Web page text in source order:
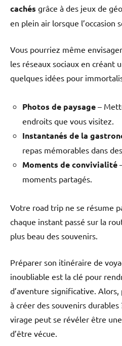
cachés grâce à des jeux de
en plein air lorsque l’occasion
Vous pourriez même
les réseaux sociaux en créant
quelques idées pour
Photos de paysage –
endroits que vous visitez.
Instantanés de la
repas mémorables dans
Moments de convivialité
moments partagés.
Votre road trip ne se résume
chaque instant passé sur la
plus beau des souvenirs.
Préparer son itinéraire de
inoubliable est la clé pour
d’aventure significative.
à créer des souvenirs durables
virage peut se révéler être
d’être vécue.